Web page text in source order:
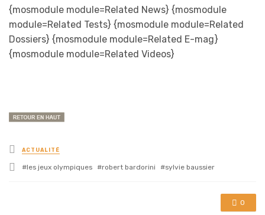
{mosmodule module=Related News} {mosmodule
module=Related Tests} {mosmodule module=Related
Dossiers} {mosmodule module=Related E-mag}
{mosmodule module=Related Videos}
Posted
in
ACTUALITÉ
Tagged
les jeux olympiques robert bardorini sylvie baussier
0